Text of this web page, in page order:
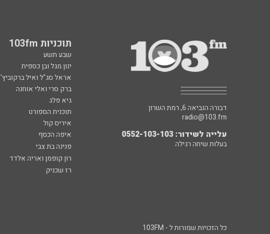
תוכניות 103fm
שבע תשע
ינון מגל ובן כספית
אראל סג"ל ואיל ברקוביץ'
ברק סרי ואלי אוחנה
גיא פלג
תוכנית הספורט
איריס קול
איפה הכסף
פנינה בת צבי
רון קופמן ואריה אלדד
רז שכניק
דבורה הנביאה 6, רמת השרון
radio@103.fm
עלייה לשידור: 0552-103-103
בעלות שיחה רגילה
כל הזכויות שמורות ל - 103FM